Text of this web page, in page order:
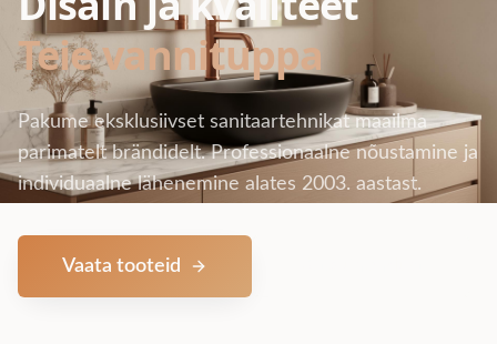
Teie vannituppa
Pakume eksklusiivset sanitaartehnikat maailma
parimatelt brändidelt. Professionaalne nõustamine ja
individuaalne lähenemine alates 2003. aastast.
Vaata tooteid